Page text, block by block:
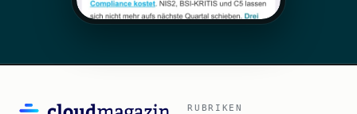
RUBRIKEN